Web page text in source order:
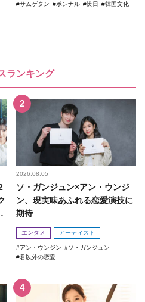
サムゲタン ポンナル 伏日 韓国文化
ランキング
2026.08.05
ソ・ガンジュン×アン・ウンジ
ン、現実味あふれる恋愛演技に
期待
エンタメ アーティスト
アン・ウンジン
ソ・ガンジュン
君以外の恋愛